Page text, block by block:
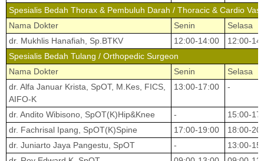
Spesialis Bedah Thorax & Pembuluh Darah / Thoracic & Cardio
Nama Dokter
Senin
Selasa
dr. Mukhlis Hanafiah, Sp.BTKV
12:00-14:00
12:00-
Spesialis Bedah Tulang / Orthopedic Surgeon
Nama Dokter
Senin
Selasa
dr. Alfa Januar Krista, SpOT, M.Kes, FICS,
AIFO-K
13:00-17:00 -
dr. Andito Wibisono, SpOT(K)Hip&Knee -
15:00-
dr. Fachrisal Ipang, SpOT(K)Spine
17:00-19:00
18:00-
dr. Juniarto Jaya Pangestu, SpOT
-
13:00-